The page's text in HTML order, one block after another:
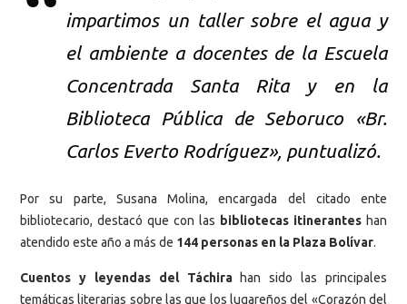
impartimos un taller sobre el agua y
el ambiente a docentes de la Escuela
Concentrada Santa Rita y en la
Biblioteca Pública de Seboruco «Br.
Carlos Everto Rodríguez», puntualizó.
Por su parte, Susana Molina, encargada del citado ente
bibliotecario, destacó que con las bibliotecas itinerantes han
atendido este año a más de 144 personas en la Plaza Bolívar.
Cuentos y leyendas del Táchirahan sido las principales
temáticas literarias sobre las que los lugareños del «Corazón del